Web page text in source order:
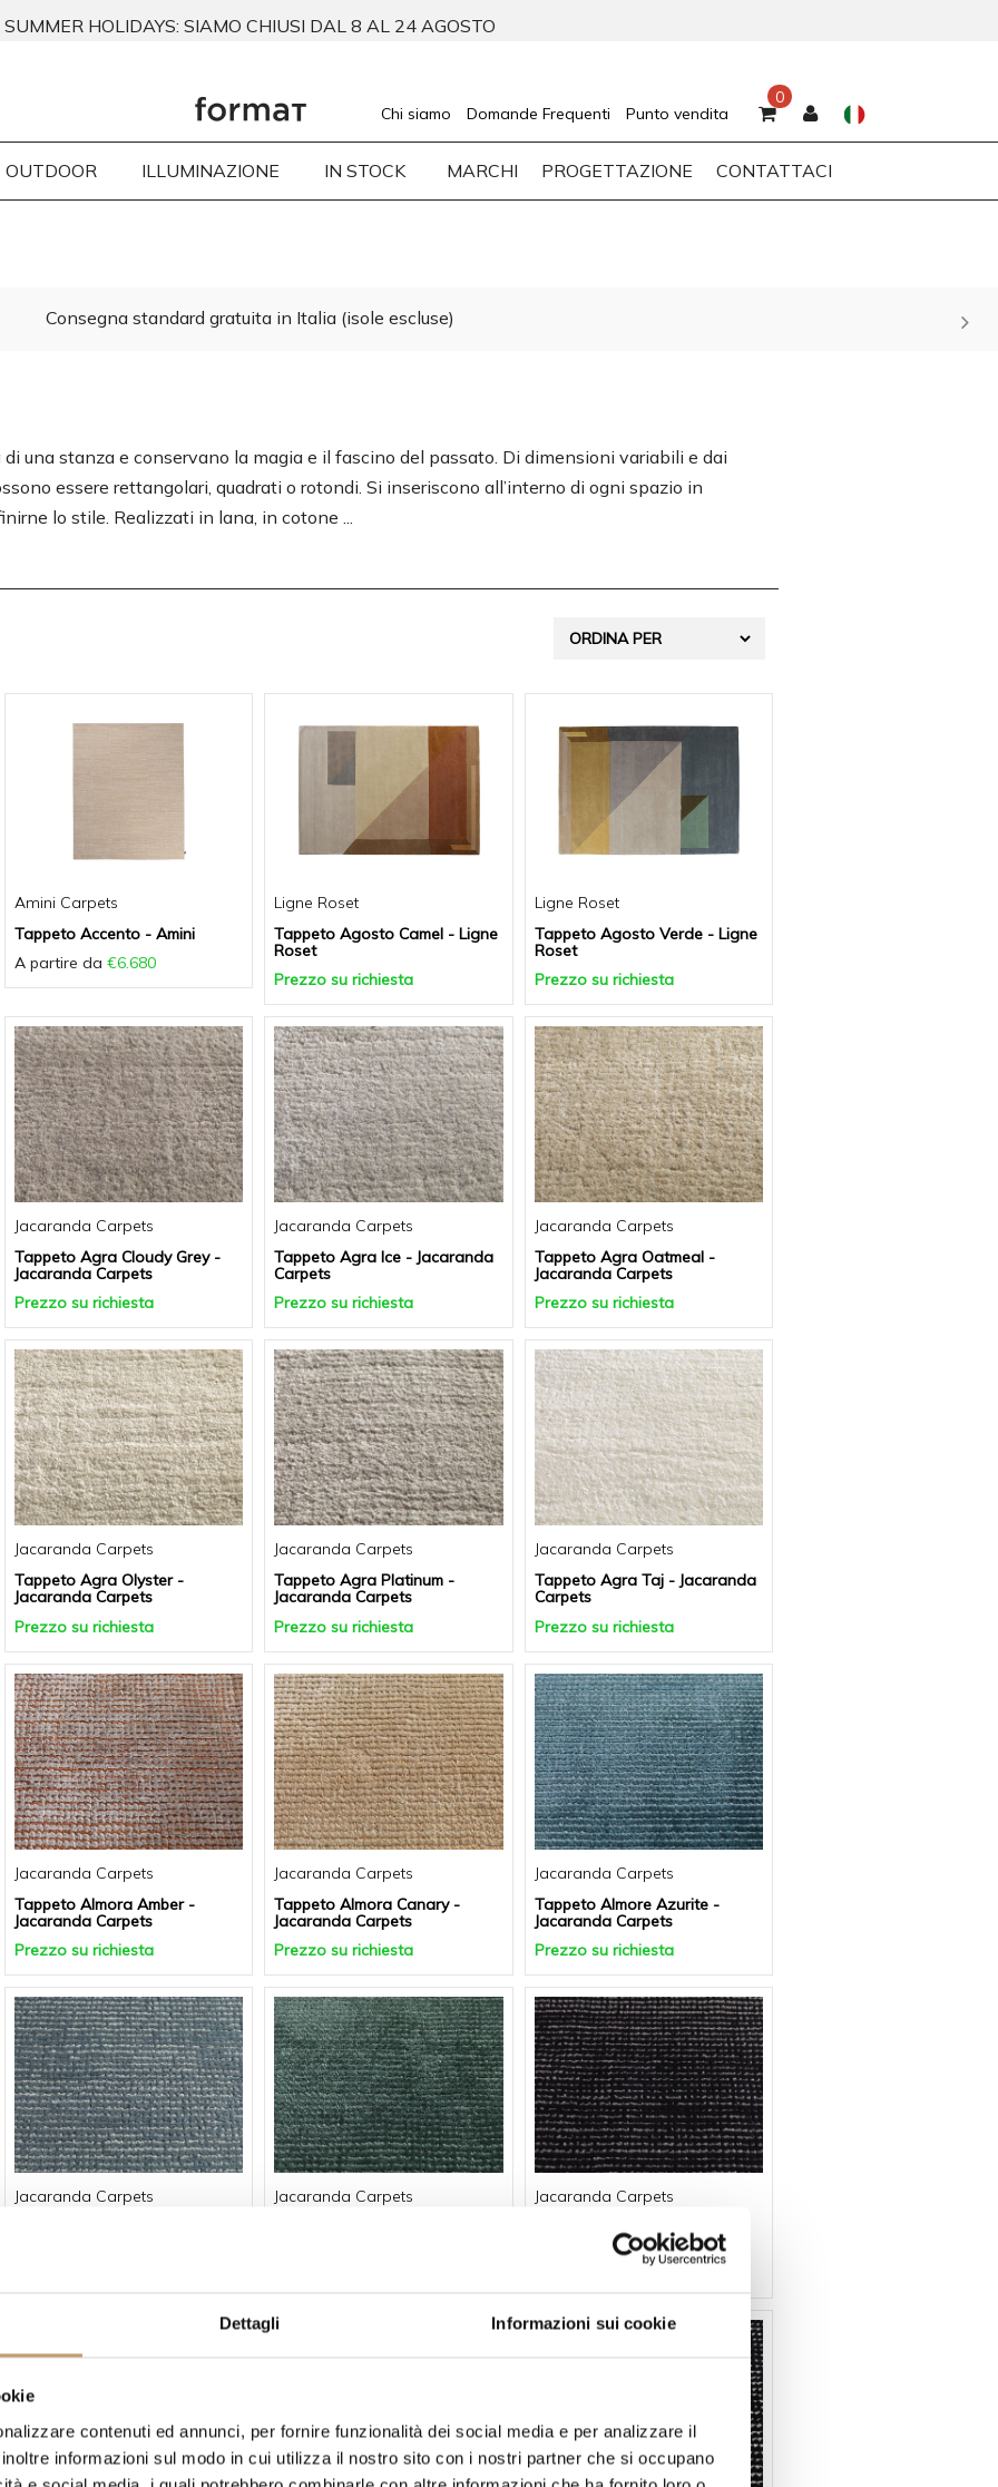
Dettagli Informazioni sui cookie
contenuti ed annunci, per fornire funzionalità dei social media e per analizzare il
informazioni sul modo in cui utilizza il nostro sito con i nostri partner che si occupano
SUMMER HOLIDAYS: SIAMO CHIUSI DAL 8 AL 24 AGOSTO
0
Chi siamo Domande Frequenti Punto vendita
OUTDOOR ILLUMINAZIONE IN STOCK MARCHI PROGETTAZIONE CONTATTACI
Consegna standard gratuita in Italia (isole escluse)
una stanza e conservano la magia e il fascino del passato. Di dimensioni variabili e dai
essere rettangolari, quadrati o rotondi. Si inseriscono all’interno di ogni spazio in
lo stile. Realizzati in lana, in cotone ...
Amini Carpets
Tappeto Accento - Amini
A partire da €6.680
Ligne Roset
Tappeto Agosto Camel - Ligne
Roset
Prezzo su richiesta
Ligne Roset
Tappeto Agosto Verde - Ligne
Roset
Prezzo su richiesta
Jacaranda Carpets
Tappeto Agra Cloudy Grey -
Jacaranda Carpets
Prezzo su richiesta
Jacaranda Carpets
Tappeto Agra Ice - Jacaranda
Carpets
Prezzo su richiesta
Jacaranda Carpets
Tappeto Agra Oatmeal -
Jacaranda Carpets
Prezzo su richiesta
Jacaranda Carpets
Tappeto Agra Olyster -
Jacaranda Carpets
Prezzo su richiesta
Jacaranda Carpets
Tappeto Agra Platinum -
Jacaranda Carpets
Prezzo su richiesta
Jacaranda Carpets
Tappeto Agra Taj - Jacaranda
Carpets
Prezzo su richiesta
Jacaranda Carpets
Tappeto Almora Amber -
Jacaranda Carpets
Prezzo su richiesta
Jacaranda Carpets
Tappeto Almora Canary -
Jacaranda Carpets
Prezzo su richiesta
Jacaranda Carpets
Tappeto Almore Azurite -
Jacaranda Carpets
Prezzo su richiesta
Jacaranda Carpets
Jacaranda Carpets
Jacaranda Carpets
Tappeto Almore Jet -
Jacaranda Carpets
Prezzo su richiesta